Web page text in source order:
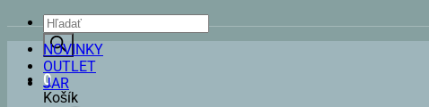
Products
search
0
Košík
NOVINKY
OUTLET
JAR